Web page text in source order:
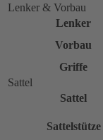
Lenker & Vorbau
Lenker
Vorbau
Griffe
Sattel
Sattel
Sattelstütze